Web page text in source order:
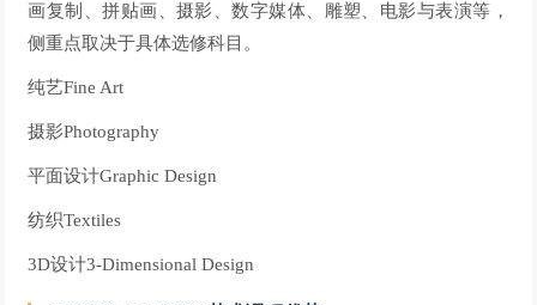
画复制、拼贴画、摄影、数字媒体、雕塑、电影与表演等，
侧重点取决于具体选修科目。
纯艺Fine Art
摄影Photography
平面设计Graphic Design
纺织Textiles
3D设计3-Dimensional Design